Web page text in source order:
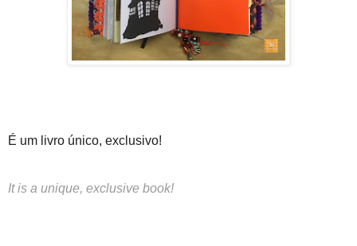
É um livro único, exclusivo!
It is a unique, exclusive book!